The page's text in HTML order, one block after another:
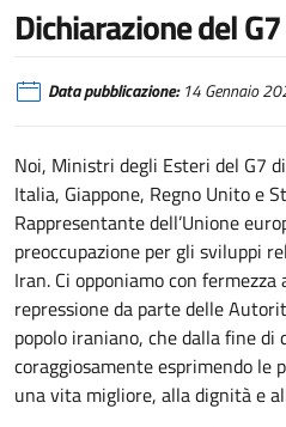
Dichiarazione del
Data pubblicazione:14 Gennaio
Noi, Ministri degli Esteri del G7
Italia, Giappone, Regno Unito e
Rappresentante dell’Unione
preoccupazione per gli sviluppi
Iran. Ci opponiamo con
repressione da parte delle
popolo iraniano, che dalla fine di
coraggiosamente esprimendo le
una vita migliore, alla dignità e